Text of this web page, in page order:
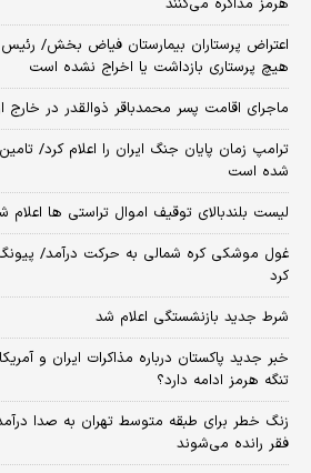
هرمز مذاکره می‌کنند
اعتراض پرستاران بیمارستان فیاض بخش/ رئیس
هیچ پرستاری بازداشت یا اخراج نشده است
ماجرای اقامت پسر محمدباقر ذوالقدر در خارج
ترامپ زمان پایان جنگ ایران را اعلام کرد/
شده است
لیست بلندبالای توقیف اموال تراستی ها اعلام
غول موشکی کره شمالی به حرکت درآمد/
کرد
شرط جدید بازنشستگی اعلام شد
خبر جدید پاکستان درباره مذاکرات ایران و
تنگه هرمز ادامه دارد؟
زنگ خطر برای طبقه متوسط تهران به صدا
فقر رانده می‌شوند